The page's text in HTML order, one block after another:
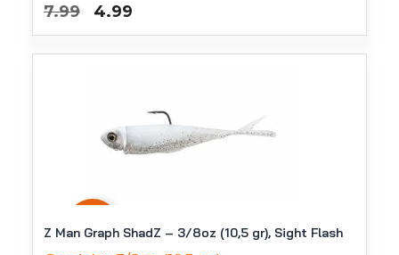
7.99
Oorspronkelijke
prijs
was:
4.99
prijs
is:
38
Z Man Graph ShadZ – 3/8oz (10,5 gr), Sight Flash